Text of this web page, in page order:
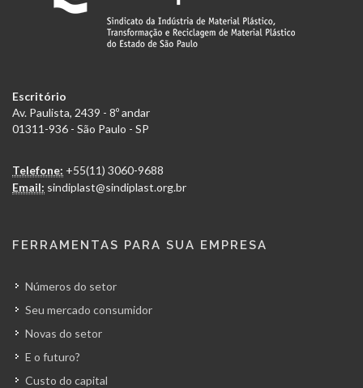
Escritório
Av. Paulista, 2439 - 8º andar
01311-936 - São Paulo - SP
Telefone: +55(11) 3060-9688
Email: sindiplast@sindiplast.org.br
FERRAMENTAS PARA SUA EMPRESA
Números do setor
Seu mercado consumidor
Novas do setor
E o futuro?
Custo do capital